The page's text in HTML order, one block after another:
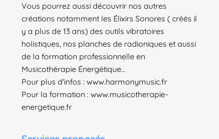
Vous pourrez aussi découvrir nos autres
créations notamment les Élixirs Sonores ( créés il
y a plus de 13 ans) des outils vibratoires
holistiques, nos planches de radioniques et aussi
de la formation professionnelle en
Musicothérapie Énergétique...
Pour plus d'infos : www.harmonymusic.fr
Pour la formation : www.musicotherapie-
energetique.fr